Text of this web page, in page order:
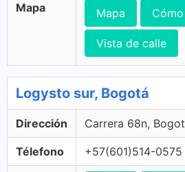
Mapa Mapa
Vista de calle
Logysto sur, Bogotá
Dirección Carrera 68n,
Télefono +57(601)514-0575